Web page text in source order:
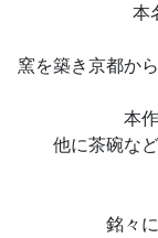
本
窯を築き京都か
本
他に茶碗な
銘々